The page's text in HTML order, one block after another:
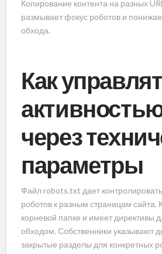
Копирование контента на разных
размывает фокус роботов и
обхода.
Как
через
параметры
Файл robots.txt дает
роботов к разным страницам сайта.
корневой папке и имеет директивы
обходом. Собственники указывают
закрытые разделы для конкретных